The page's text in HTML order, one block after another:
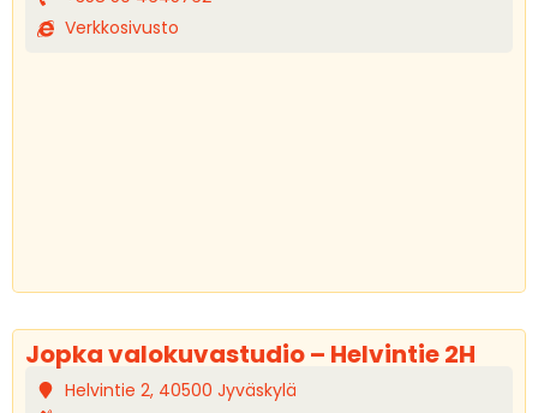
Verkkosivusto
Jopka valokuvastudio – Helvintie 2H
Helvintie 2, 40500 Jyväskylä